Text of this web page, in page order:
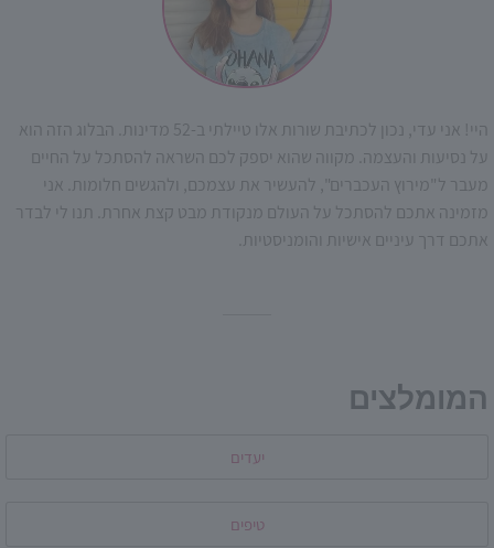
היי! אני עדי, נכון לכתיבת שורות אלו טיילתי ב-52 מדינות. הבלוג הזה הוא
על נסיעות והעצמה. מקווה שהוא יספק לכם השראה להסתכל על החיים
מעבר ל"מירוץ העכברים", להעשיר את עצמכם, ולהגשים חלומות. אני
מזמינה אתכם להסתכל על העולם מנקודת מבט קצת אחרת. תנו לי לבדר
אתכם דרך עיניים אישיות והומניסטיות.
המומלצים
יעדים
טיפים